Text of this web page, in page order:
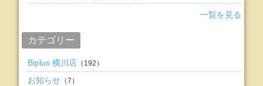
一覧を見る
カテゴリー
Biplus 横川店 （192）
お知らせ （7）